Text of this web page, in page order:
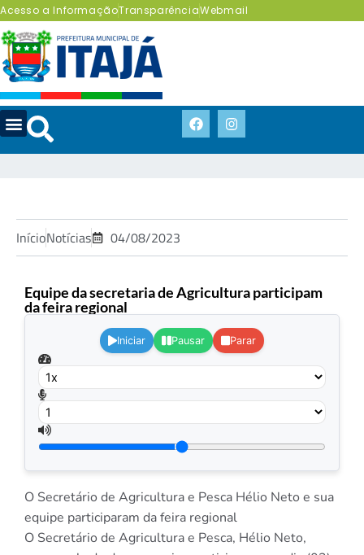
Acesso a InformaçãoTransparênciaWebmail
InícioNotícias 04/08/2023
Equipe da secretaria de Agricultura participam
da feira regional
Iniciar Pausar Parar
O Secretário de Agricultura e Pesca Hélio Neto e sua
equipe participaram da feira regional
O Secretário de Agricultura e Pesca, Hélio Neto,